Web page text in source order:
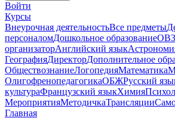
Войти
Курсы
Внеурочная деятельностьВсе предметы
персоналомДошкольное образованиеОВЗ
организаторАнглийский язык
ГеографияДиректорДополнительное
ОбществознаниеЛогопедияМатематика
ОлигофренопедагогикаОБЖРусский
культураФранцузский языкХимия
МероприятияМетодичкаТрансляции
Главная